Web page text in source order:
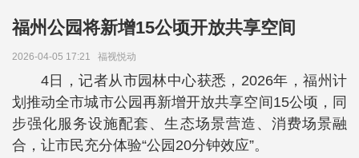
福州公园将新增15公顷开放共享空间
2026-04-05 17:21 福视悦动
4日，记者从市园林中心获悉，2026年，福州计
划推动全市城市公园再新增开放共享空间15公顷，同
步强化服务设施配套、生态场景营造、消费场景融
合，让市民充分体验“公园20分钟效应”。